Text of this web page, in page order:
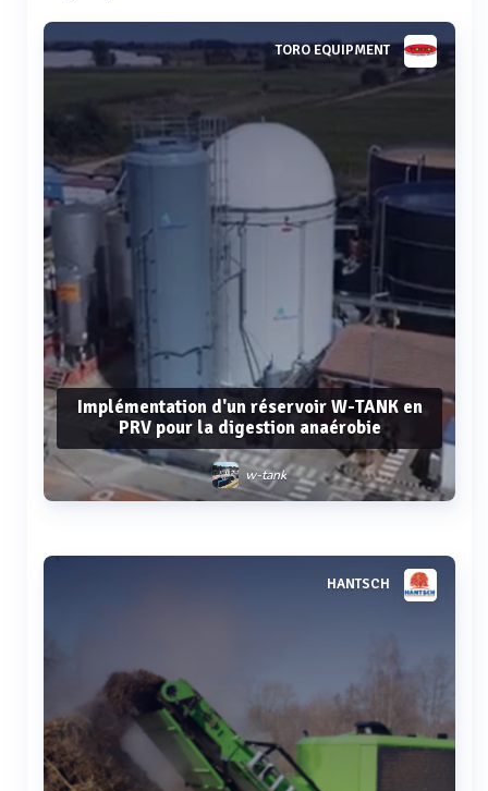
TORO EQUIPMENT
Implémentation d'un réservoir W-TANK en
PRV pour la digestion anaérobie
w-tank
HANTSCH